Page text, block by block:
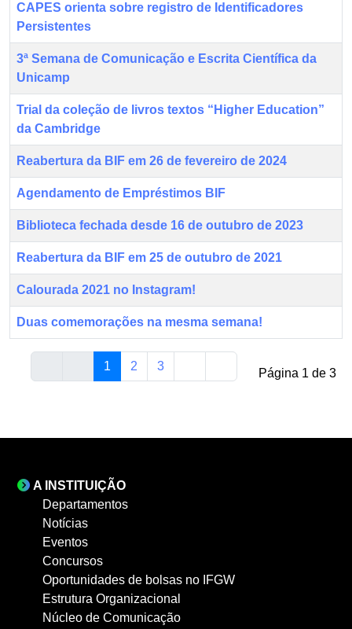
CAPES orienta sobre registro de Identificadores
Persistentes
3ª Semana de Comunicação e Escrita Científica da
Unicamp
Trial da coleção de livros textos “Higher Education”
da Cambridge
Reabertura da BIF em 26 de fevereiro de 2024
Agendamento de Empréstimos BIF
Biblioteca fechada desde 16 de outubro de 2023
Reabertura da BIF em 25 de outubro de 2021
Calourada 2021 no Instagram!
Duas comemorações na mesma semana!
Página 1 de 3
1 2 3
A INSTITUIÇÃO
Departamentos
Notícias
Eventos
Concursos
Oportunidades de bolsas no IFGW
Estrutura Organizacional
Núcleo de Comunicação